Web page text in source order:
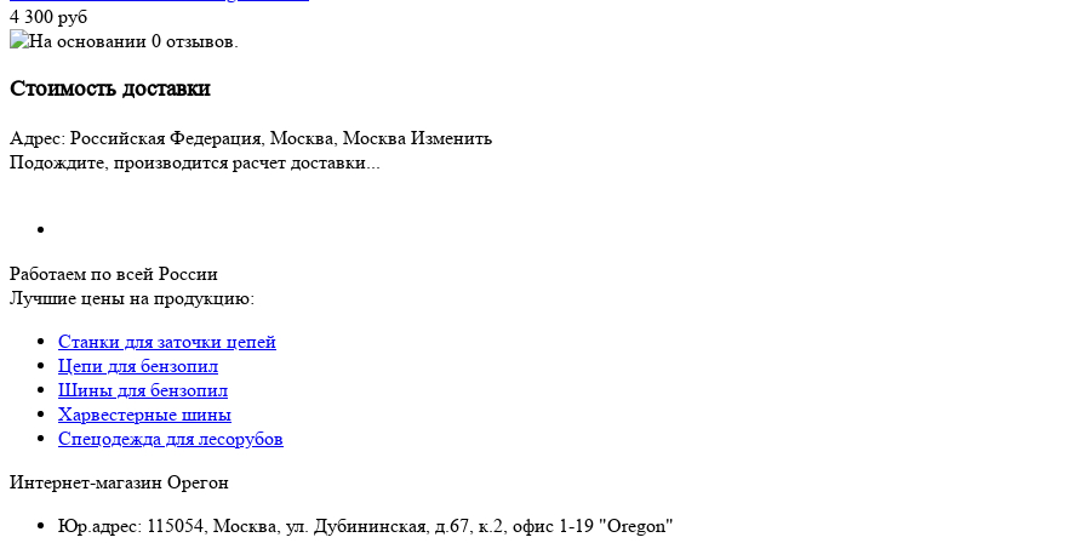
4 300 руб
Стоимость доставки
Адрес: Российская Федерация, Москва, Москва Изменить
Подождите, производится расчет доставки...
Работаем по всей России
Лучшие цены на продукцию:
Станки для заточки цепей
Цепи для бензопил
Шины для бензопил
Харвестерные шины
Спецодежда для лесорубов
Интернет-магазин Орегон
Юр.адрес: 115054 Москва ул. Дубининская, д.67, к.2, офис 1-19 "Oregon"